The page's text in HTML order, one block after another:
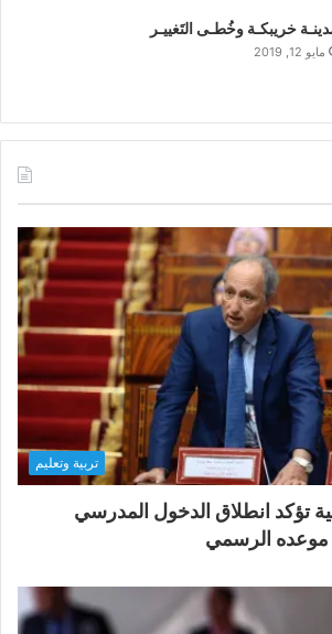
خريبكـة وخُطـى التَغييـر
مايو 12, 2019
تربية وتعليم
تؤكد انطلاق الدخول المدرسي